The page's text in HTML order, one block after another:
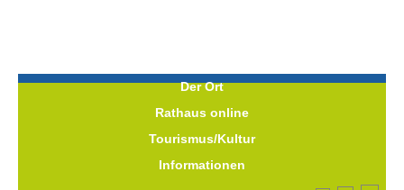
Der Ort
Rathaus online
Tourismus/Kultur
Informationen